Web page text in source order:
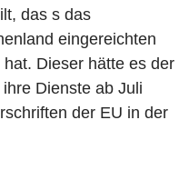
das s das
eingereichten
Dieser hätte es der
Dienste ab Juli
der EU in der